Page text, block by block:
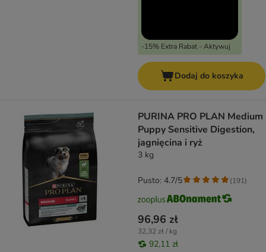
-15% Extra Rabat - Aktywuj
Dodaj do koszyka
PURINA PRO PLAN Medium
Puppy Sensitive Digestion,
jagnięcina i ryż
3 kg
96,96 zł
32,32 zł / kg
92,11 zł
Pusto: 4.7/5 (191)